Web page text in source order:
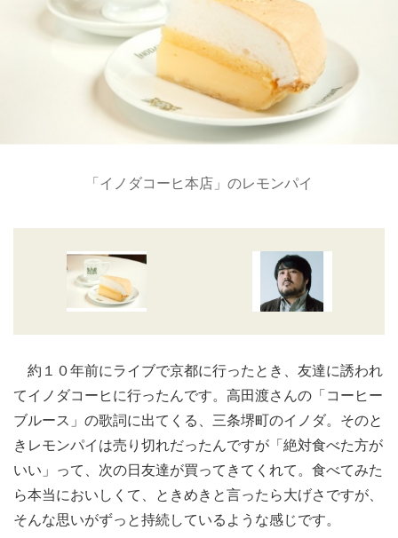
「イノダコーヒ本店」のレモンパイ
約１０年前にライブで京都に行ったとき、友達に誘われ
てイノダコーヒに行ったんです。高田渡さんの「コーヒー
ブルース」の歌詞に出てくる、三条堺町のイノダ。そのと
きレモンパイは売り切れだったんですが「絶対食べた方が
いい」って、次の日友達が買ってきてくれて。食べてみた
ら本当においしくて、ときめきと言ったら大げさですが、
そんな思いがずっと持続しているような感じです。